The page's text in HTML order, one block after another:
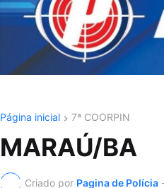
Página inicial 7ª COORPIN
MARAÚ/BA
Criado por Pagina de Polícia